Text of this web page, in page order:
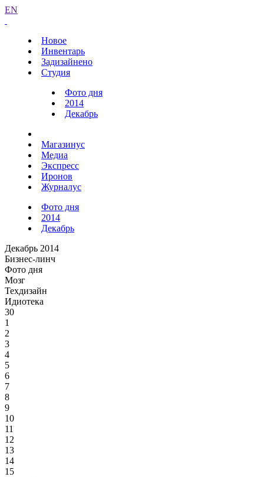
EN
Новое
Инвентарь
Задизайнено
Студия
Фото дня
2014
Декабрь
Магазинус
Медиа
Экспресс
Иронов
Журналус
Фото дня
2014
Декабрь
Декабрь 2014
Бизнес-линч
Фото дня
Мозг
Техдизайн
Идиотека
30
1
2
3
4
5
6
7
8
9
10
11
12
13
14
15